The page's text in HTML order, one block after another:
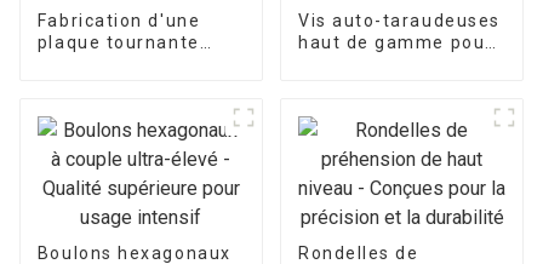
Fabrication d'une
plaque tournante
Vis auto-taraudeuses
haut de gamme pour
Boulons hexagonaux Rondelles de